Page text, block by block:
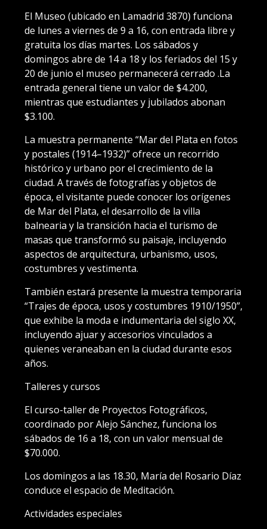
El Museo (ubicado en Lamadrid 3870) funciona
de lunes a viernes de 9 a 16, con entrada libre y
gratuita los días martes. Los sábados y
domingos abre de 14 a 18 y los feriados del 15 y
20 de junio el museo permanecerá cerrado .La
entrada general tiene un valor de $4.200,
mientras que estudiantes y jubilados abonan
$3.100.
La muestra permanente “Mar del Plata en fotos
y postales (1914–1932)” ofrece un recorrido
histórico y urbano por el crecimiento de la
ciudad. A través de fotografías y objetos de
época, el visitante puede conocer los orígenes
de Mar del Plata, el desarrollo de la villa
balnearia y la transición hacia el turismo de
masas que transformó su paisaje, incluyendo
aspectos de arquitectura, urbanismo, usos,
costumbres y vestimenta.
También estará presente la muestra temporaria
“Trajes de época, usos y costumbres 1910/1950”,
que exhibe la moda e indumentaria del siglo XX,
incluyendo ajuar y accesorios vinculados a
quienes veraneaban en la ciudad durante esos
años.
Talleres y cursos
El curso-taller de Proyectos Fotográficos,
coordinado por Alejo Sánchez, funciona los
sábados de 16 a 18, con un valor mensual de
$70.000.
Los domingos a las 18.30, María del Rosario Díaz
conduce el espacio de Meditación.
Actividades especiales